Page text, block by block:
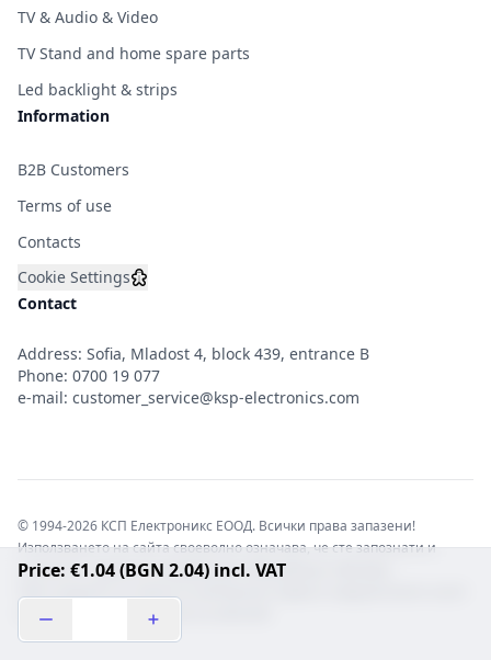
Price: €1.04 (BGN 2.04) incl. VAT
TV & Audio & Video
TV Stand and home spare parts
Led backlight & strips
Information
B2B Customers
Terms of use
Contacts
Cookie Settings
Contact
Address: Sofia, Mladost 4, block 439, entrance B
Phone: 0700 19 077
e-mail: customer_service@ksp-electronics.com
© 1994-2026 КСП Електроникс ЕООД. Всички права запазени!
Използването на сайта своеволно означава, че сте запознати и
съгласни с правната информация обвързваща софтуера.
отговорност с цялата сила на закона!b